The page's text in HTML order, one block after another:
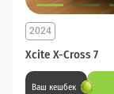
Xcite X-Cross 7
2024
Ваш кешбек